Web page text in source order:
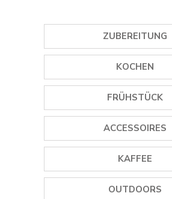
ZUBEREITUNG
EISMASCHINEN
STABMIXER
MINI STANDMIXER
STANDMIXER
SMOOTHIE MAKER
KOCHEN
GRILLS
PLANCHA GRILLS
DAMPFGARER
REISKOCHER
PIZZAOFEN
FRÜHSTÜCK
TOASTER
SAFTPRESSEN
ACCESSOIRES
GEWÜRZMÜHLEN
KAFFEE
OUTDOORS